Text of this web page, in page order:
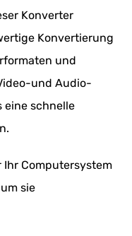
Konverter
Konvertierung
und
und Audio-
eine schnelle
Ihr Computersystem
sie